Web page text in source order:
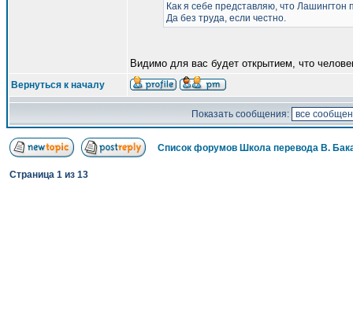
Как я себе представляю, что Лашингтон
Да без труда, если честно.
Видимо для вас будет открытием, что
Вернуться к началу
Показать сообщения:
Список форумов Школа перевода В.
Страница 1 из 13